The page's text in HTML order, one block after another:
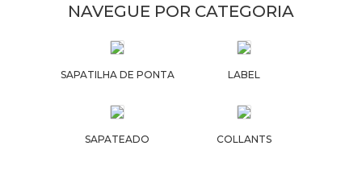
NAVEGUE POR CATEGORIA
SAPATILHA DE PONTA LABEL
SAPATEADO COLLANTS